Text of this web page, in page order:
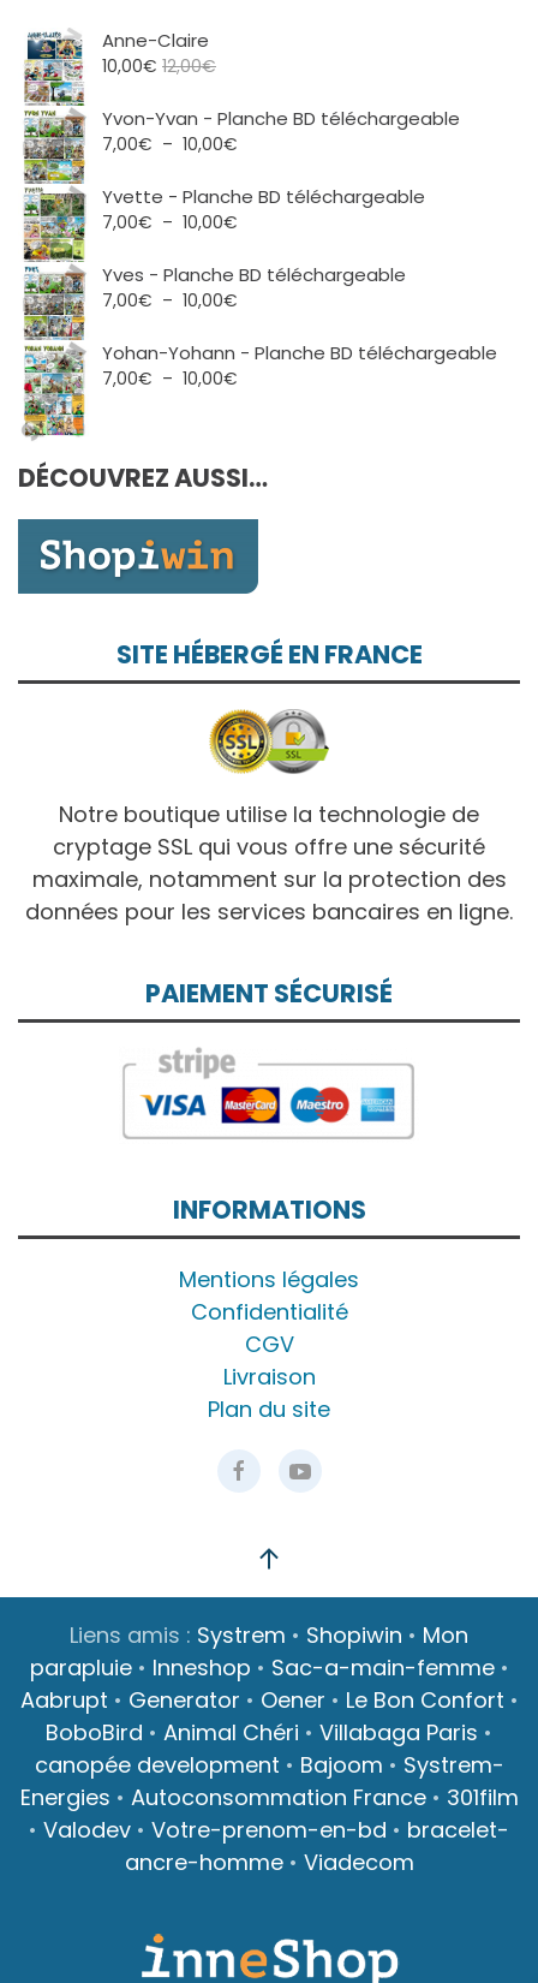
Anne-Claire
10,00€ 12,00€
Yvon-Yvan - Planche BD téléchargeable
7,00€ – 10,00€
prix :
10,00€
Yvette - Planche BD téléchargeable
7,00€ – 10,00€
prix :
10,00€
Yves - Planche BD téléchargeable
7,00€ – 10,00€
prix :
Yohan-Yohann - Planche BD téléchargeable
7,00€ – 10,00€
à
DÉCOUVREZ AUSSI…
SITE HÉBERGÉ EN FRANCE
Notre boutique utilise la technologie de
cryptage SSL qui vous offre une sécurité
maximale, notamment sur la protection des
données pour les services bancaires en ligne.
PAIEMENT SÉCURISÉ
INFORMATIONS
Mentions légales
Confidentialité
CGV
Livraison
Plan du site
Liens amis : Systrem • Shopiwin • Mon
parapluie• Inneshop • Sac-a-main-femme•
Aabrupt • Generator • Oener • Le Bon Confort •
BoboBird • Animal Chéri • Villabaga Paris •
canopée development • Bajoom • Systrem-
Energies • Autoconsommation France• 301film
• Valodev • Votre-prenom-en-bd • bracelet-
ancre-homme• Viadecom